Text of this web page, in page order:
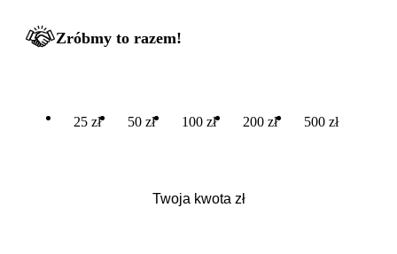
Zróbmy to razem!
25 zł 50 zł 100 zł 200 zł 500 zł